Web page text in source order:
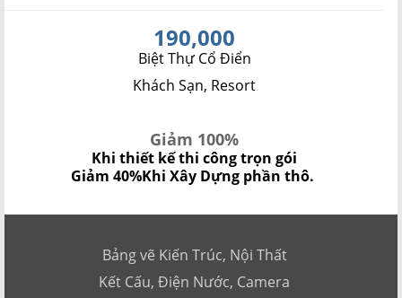
190,000
Biệt Thự Cổ Điển
Khách Sạn, Resort
Giảm 100%
Khi thiết kế thi công trọn gói
Giảm 40%Khi Xây Dựng phần thô.
Bảng vẽ Kiến Trúc, Nội Thất
Kết Cấu, Điện Nước, Camera